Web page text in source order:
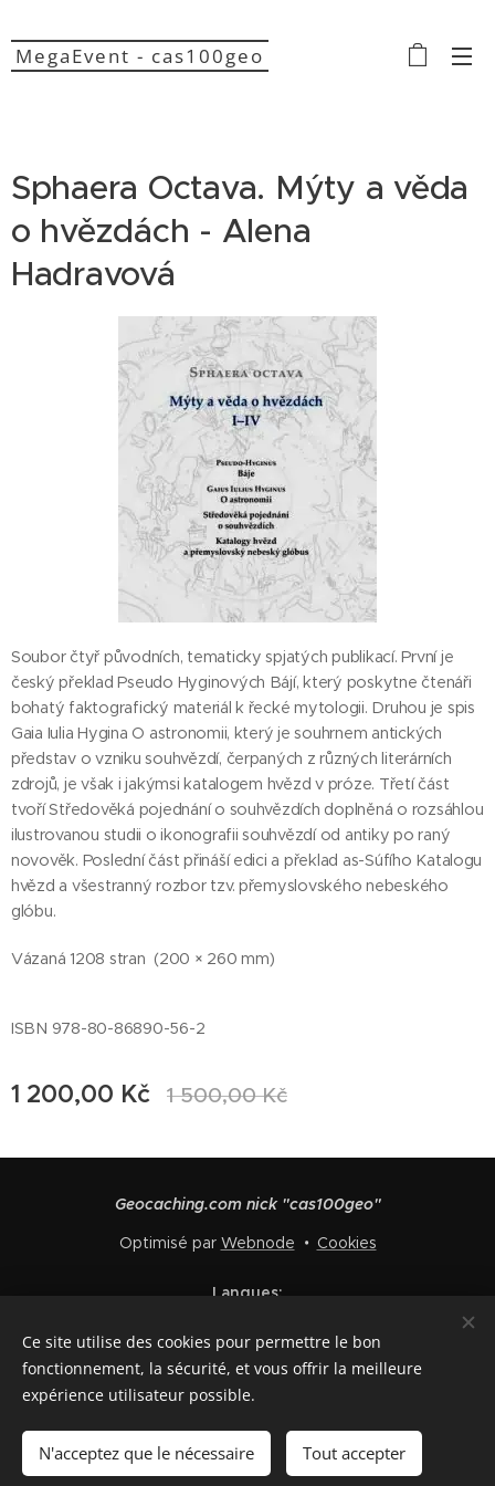
MegaEvent - cas100geo
Sphaera Octava. Mýty a věda
o hvězdách - Alena
Hadravová
Soubor čtyř původních, tematicky spjatých publikací. První je
český překlad Pseudo Hyginových Bájí, který poskytne čtenáři
bohatý faktografický materiál k řecké mytologii. Druhou je spis
Gaia Iulia Hygina O astronomii, který je souhrnem antických
představ o vzniku souhvězdí, čerpaných z různých literárních
zdrojů, je však i jakýmsi katalogem hvězd v próze. Třetí část
tvoří Středověká pojednání o souhvězdích doplněná o rozsáhlou
ilustrovanou studii o ikonografii souhvězdí od antiky po raný
novověk. Poslední část přináší edici a překlad as-Súfího Katalogu
hvězd a všestranný rozbor tzv. přemyslovského nebeského
glóbu.
Vázaná 1208 stran (200 × 260 mm)
ISBN 978-80-86890-56-2
1 200,00 Kč 1 500,00Kč
Ajouter au panier
Geocaching.com nick "cas100geo"
Optimisé par Webnode Cookies
Langues
Italiano
Ce site utilise des cookies pour permettre le bon
fonctionnement, la sécurité, et vous offrir la meilleure
expérience utilisateur possible.
N'acceptez que le nécessaire Tout accepter